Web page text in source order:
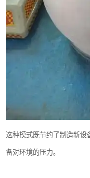
这种模式既节约了制造新设
备对环境的压力。